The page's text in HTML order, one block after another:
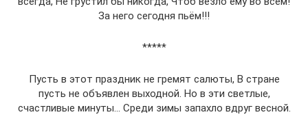
За него сегодня пьём!!!
*****
Пусть в этот праздник не гремят салюты, В стране
пусть не объявлен выходной. Но в эти светлые,
счастливые минуты… Среди зимы запахло вдруг весной.